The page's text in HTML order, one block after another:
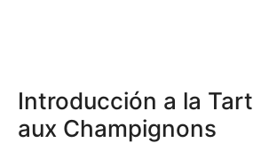
Introducción a la
aux Champignons